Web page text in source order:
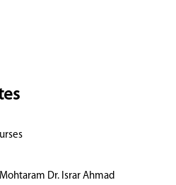
Dr. Israr Ahmad